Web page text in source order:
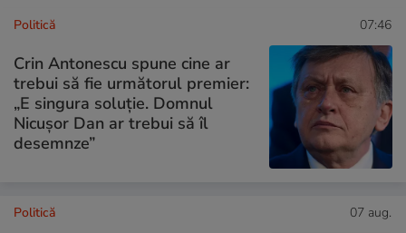
Politică 07:46
Crin Antonescu spune cine ar
trebui să fie următorul premier:
„E singura soluție. Domnul
Nicușor Dan ar trebui să îl
desemnze”
Politică 07 aug.